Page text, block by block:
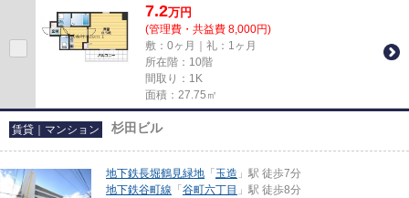
7.2万円
(管理費・共益費 8,000円)
敷：0ヶ月｜礼：1ヶ月
所在階：10階
間取り：1K
面積：27.75㎡
賃貸｜マンション 杉田ビル
地下鉄長堀鶴見緑地 「 玉造 」駅 徒歩7分
地下鉄谷町線 「 谷町六丁目 」駅 徒歩8分